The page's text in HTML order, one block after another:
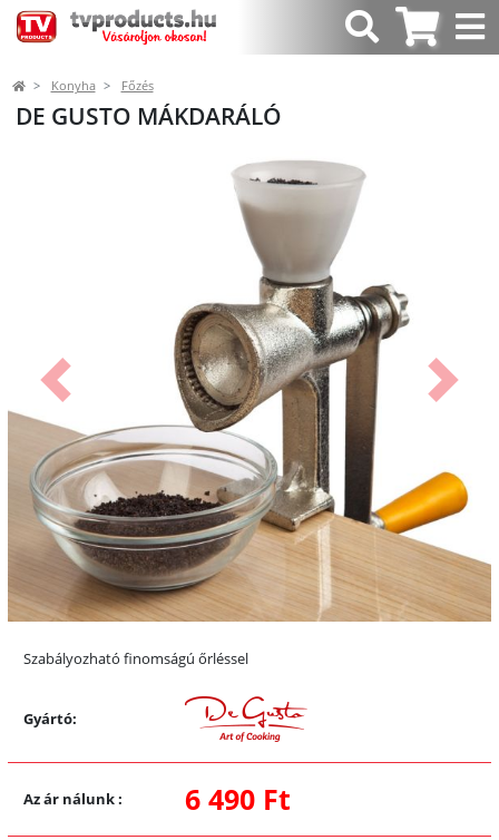
Konyha Főzés
DE GUSTO MÁKDARÁLÓ
Előző
Szabályozható finomságú őrléssel
Gyártó:
Az ár nálunk: 6 490 Ft